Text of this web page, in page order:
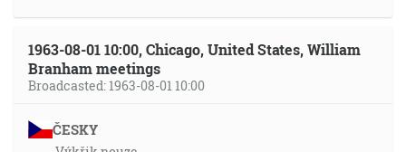
1963-08-01 10:00, Chicago, United States, William
Branham meetings
Broadcasted: 1963-08-01 10:00
ČESKY